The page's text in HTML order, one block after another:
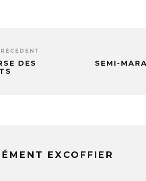
DES
SEMI-
EXCOFFIER